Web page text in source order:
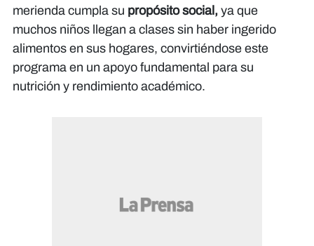
merienda cumpla su propósito social, ya que
muchos niños llegan a clases sin haber ingerido
alimentos en sus hogares, convirtiéndose este
programa en un apoyo fundamental para su
nutrición y rendimiento académico.